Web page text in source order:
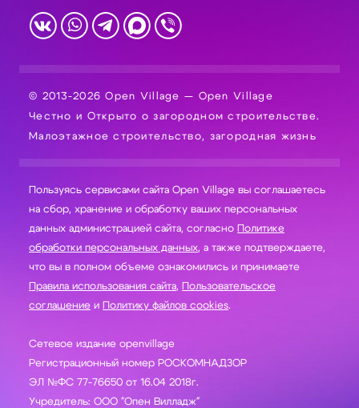
© 2013-2026 Open Village — Open Village
Честно и Открыто о загородном строительстве.
Малоэтажное строительство, загородная жизнь
Пользуясь сервисами сайта Open Village вы соглашаетесь
на сбор, хранение и обработку ваших персональных
данных администрацией сайта, согласно Политике
обработки персональных данных, а также подтверждаете,
что вы в полном объеме ознакомились и принимаете
Правила использования сайта, Пользовательское
соглашение и Политику файлов cookies.
Сетевое издание openvillage
Регистрационный номер РОСКОМНАДЗОР
ЭЛ №ФС 77-76650 от 16.04 2018г.
Учредитель: ООО "Опен Вилладж"